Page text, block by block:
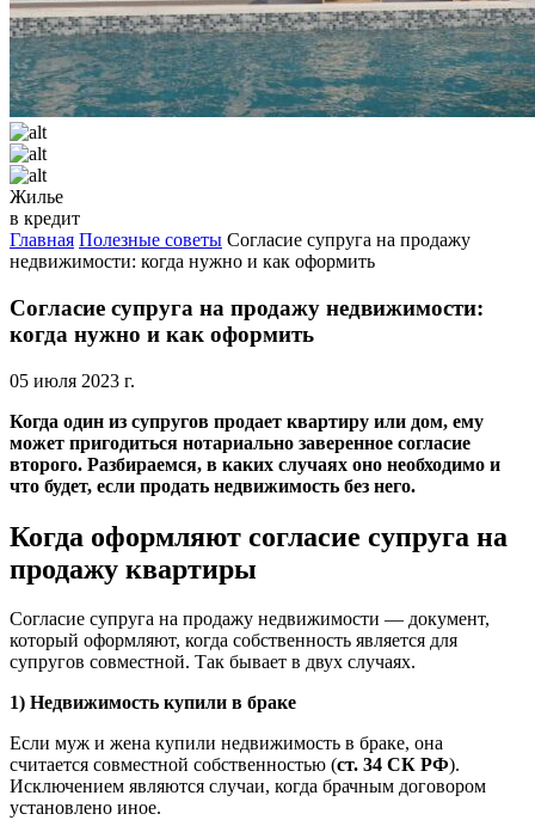
Жилье
в кредит
Главная Полезные советы Согласие супруга на продажу
недвижимости: когда нужно и как оформить
Согласие супруга на продажу недвижимости:
когда нужно и как оформить
05 июля 2023 г.
Когда один из супругов продает квартиру или дом, ему
может пригодиться нотариально заверенное согласие
второго. Разбираемся, в каких случаях оно необходимо и
что будет, если продать недвижимость без него.
Когда оформляют согласие супруга на
продажу квартиры
Согласие супруга на продажу недвижимости — документ,
который оформляют, когда собственность является для
супругов совместной. Так бывает в двух случаях.
1) Недвижимость купили в браке
Если муж и жена купили недвижимость в браке, она
считается совместной собственностью (ст. 34 СК РФ).
Исключением являются случаи, когда брачным договором
установлено иное.